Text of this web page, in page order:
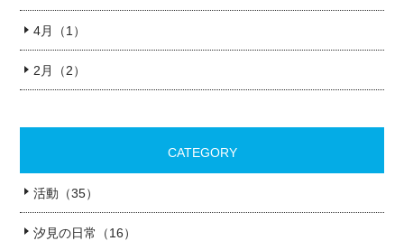
4月（1）
2月（2）
CATEGORY
活動（35）
汐見の日常（16）